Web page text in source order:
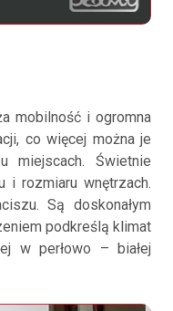
mobilność i ogromna
co więcej można je
miejscach. Świetnie
i rozmiaru wnętrzach.
Są doskonałym
podkreślą klimat
w perłowo – białej